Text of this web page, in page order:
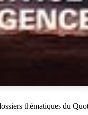
thématiques du